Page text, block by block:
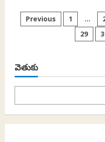
సింధూర్‌
నేపథ్యంలో
దౌత్య
యుద్ధం:
ఎవరు
Posts
pagination
Previous 1 …
29
వెతుకు